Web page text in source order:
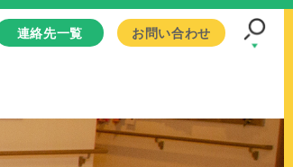
連絡先一覧 お問い合わせ